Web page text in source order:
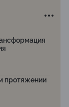
протяжении